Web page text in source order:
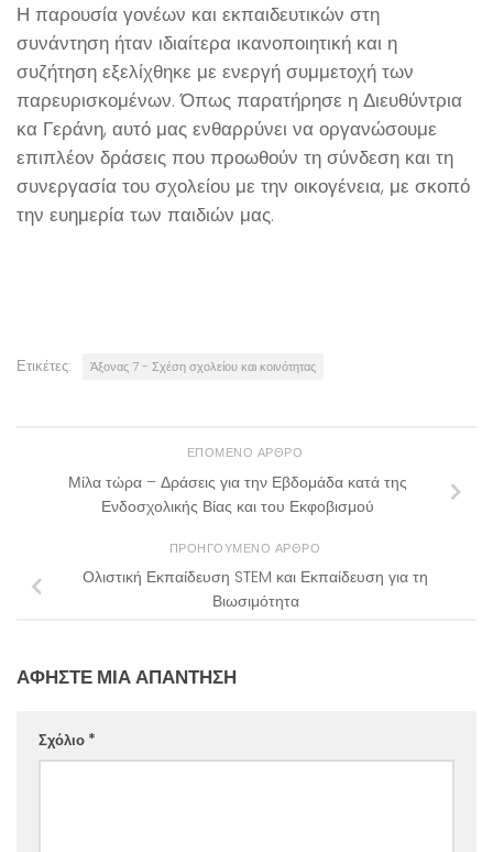
Η παρουσία γονέων και εκπαιδευτικών στη
συνάντηση ήταν ιδιαίτερα ικανοποιητική και η
συζήτηση εξελίχθηκε με ενεργή συμμετοχή των
παρευρισκομένων. Όπως παρατήρησε η Διευθύντρια
κα Γεράνη, αυτό μας ενθαρρύνει να οργανώσουμε
επιπλέον δράσεις που προωθούν τη σύνδεση και τη
συνεργασία του σχολείου με την οικογένεια, με σκοπό
την ευημερία των παιδιών μας.
Ετικέτες: Άξονας 7 - Σχέση σχολείου και κοινότητας
ΕΠΌΜΕΝΟ ΆΡΘΡΟ
Μίλα τώρα – Δράσεις για την Εβδομάδα κατά της
Ενδοσχολικής Βίας και του Εκφοβισμού
ΠΡΟΗΓΟΎΜΕΝΟ ΆΡΘΡΟ
Ολιστική Εκπαίδευση STEM και Εκπαίδευση για τη
Βιωσιμότητα
ΑΦΉΣΤΕ ΜΙΑ ΑΠΆΝΤΗΣΗ
Σχόλιο *